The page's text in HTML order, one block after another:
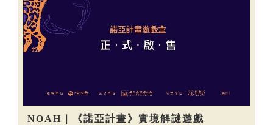
NOAH｜《諾亞計畫》實境解謎遊戲